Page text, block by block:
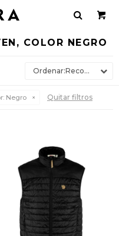
COLOR NEGRO
Recomendados
Negro Quitar filtros